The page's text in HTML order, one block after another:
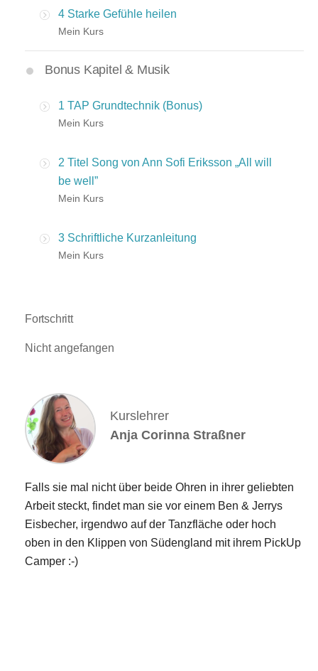
4 Starke Gefühle heilen
Mein Kurs
Bonus Kapitel & Musik
1 TAP Grundtechnik (Bonus)
Mein Kurs
2 Titel Song von Ann Sofi Eriksson „All will
be well”
Mein Kurs
3 Schriftliche Kurzanleitung
Mein Kurs
Fortschritt
Nicht angefangen
Kurslehrer
Anja Corinna Straßner
Falls sie mal nicht über beide Ohren in ihrer geliebten
Arbeit steckt, findet man sie vor einem Ben & Jerrys
Eisbecher, irgendwo auf der Tanzfläche oder hoch
oben in den Klippen von Südengland mit ihrem PickUp
Camper :-)